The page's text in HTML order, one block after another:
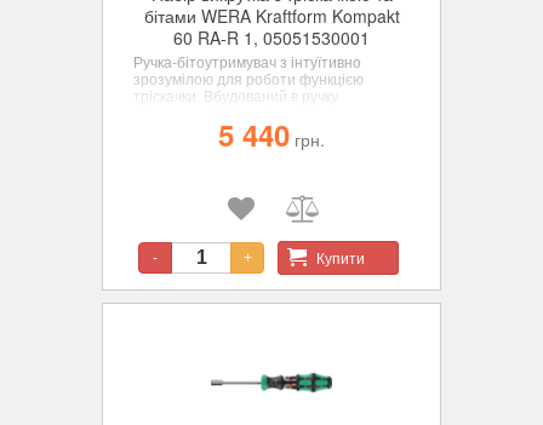
бітами WERA Kraftform Kompakt
60 RA-R 1, 05051530001
Ручка-бітоутримувач з інтуїтивно
зрозумілою для роботи функцією
тріскачки. Вбудований в ручку
зачепленням (36 зубців/кут повернення
10°) спрощує та прискорює
повністю захований в ручку, робить
загвинчування зручним і маловтомним.
5 440 грн.
- + Купити